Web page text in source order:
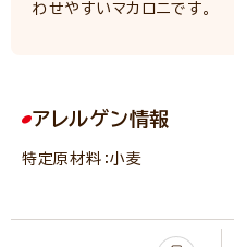
わせやすいマカロニです。
アレルゲン情報
特定原材料：小麦